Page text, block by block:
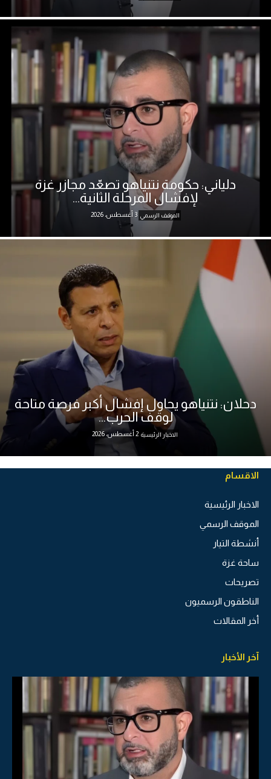
دلياني: حكومة نتنياهو تصعّد مجازر غزة
لإفشال المرحلة الثانية...
الموقف الرسمي 3 أغسطس، 2026
دحلان: نتنياهو يحاول إفشال أكبر فرصة متاحة
لوقف الحرب...
الاخبار الرئيسية 2 أغسطس، 2026
الاقسام
الاخبار الرئيسية
الموقف الرسمي
أنشطة التيار
ساحة غزة
تصريحات
الناطقون الرسميون
أخر المقالات
آخر الأخبار